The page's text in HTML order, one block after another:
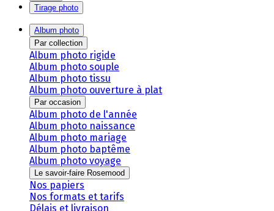
Tirage photo
Album photo
Par collection
Album photo rigide
Album photo souple
Album photo tissu
Album photo ouverture à plat
Par occasion
Album photo de l'année
Album photo naissance
Album photo mariage
Album photo baptême
Album photo voyage
Le savoir-faire Rosemood
Nos papiers
Nos formats et tarifs
Délais et livraison